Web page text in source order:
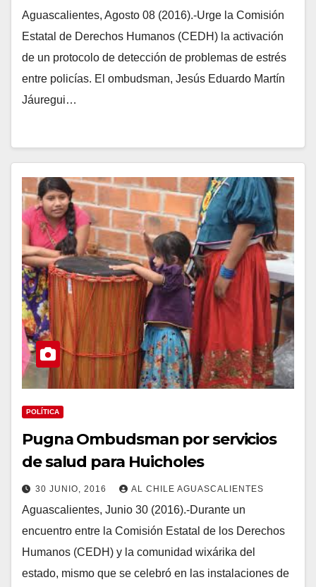
Aguascalientes, Agosto 08 (2016).-Urge la Comisión
Estatal de Derechos Humanos (CEDH) la activación
de un protocolo de detección de problemas de estrés
entre policías. El ombudsman, Jesús Eduardo Martín
Jáuregui…
POLÍTICA
Pugna Ombudsman por servicios
de salud para Huicholes
30 JUNIO, 2016 AL CHILE AGUASCALIENTES
Aguascalientes, Junio 30 (2016).-Durante un
encuentro entre la Comisión Estatal de los Derechos
Humanos (CEDH) y la comunidad wixárika del
estado, mismo que se celebró en las instalaciones de